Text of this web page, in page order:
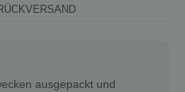
ausgepackt und